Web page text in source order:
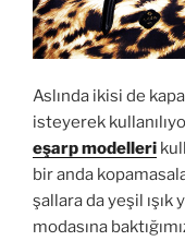
Aslında ikisi de
isteyerek
eşarp modelleri
bir anda
şallara da yeşil
modasına